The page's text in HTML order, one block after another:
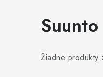
Suunto
Žiadne produkty